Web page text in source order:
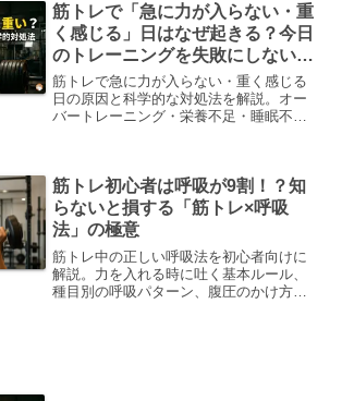
筋トレで「急に力が入らない・重
く感じる」日はなぜ起きる？今日
のトレーニングを失敗にしない科
学的対処法
筋トレで急に力が入らない・重く感じる
日の原因と科学的な対処法を解説。オー
バートレーニング・栄養不足・睡眠不足
筋トレ初心者は呼吸が9割！？知
らないと損する「筋トレ×呼吸
法」の極意
筋トレ中の正しい呼吸法を初心者向けに
解説。力を入れる時に吐く基本ルール、
種目別の呼吸パターン、腹圧のかけ方ま